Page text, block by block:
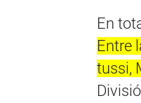
En
Entre
tussi,